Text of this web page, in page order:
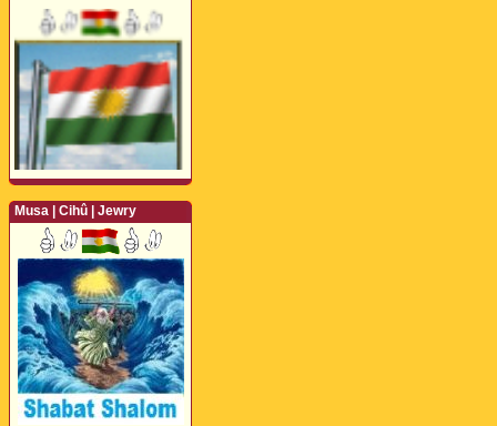
Musa | Cihû | Jewry